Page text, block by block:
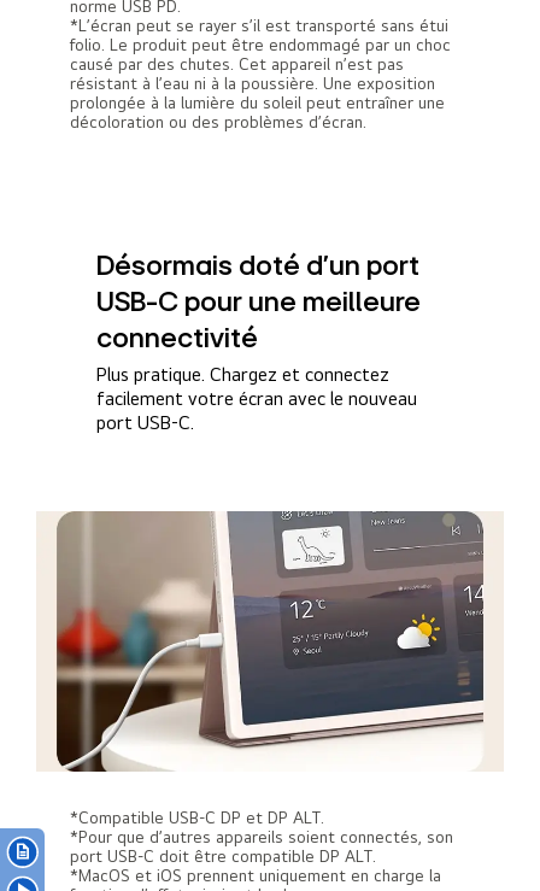
norme USB PD.
*L’écran peut se rayer s’il est transporté sans étui
folio. Le produit peut être endommagé par un choc
causé par des chutes. Cet appareil n’est pas
résistant à l’eau ni à la poussière. Une exposition
prolongée à la lumière du soleil peut entraîner une
décoloration ou des problèmes d’écran.
Désormais doté d’un port
USB-C pour une meilleure
connectivité
Plus pratique. Chargez et connectez
facilement votre écran avec le nouveau
port USB-C.
*Compatible USB-C DP et DP ALT.
*Pour que d’autres appareils soient connectés, son
port USB-C doit être compatible DP ALT.
*MacOS et iOS prennent uniquement en charge la